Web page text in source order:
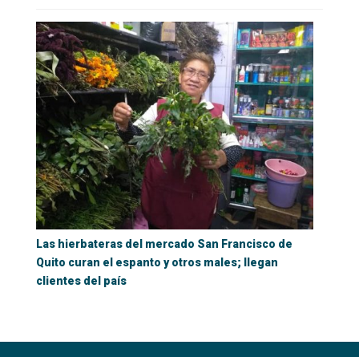
Las hierbateras del mercado San Francisco de
Quito curan el espanto y otros males; llegan
clientes del país